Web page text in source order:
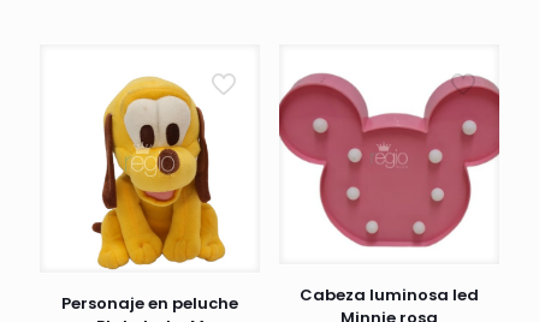
Personaje en peluche
Cabeza luminosa led
Minnie rosa